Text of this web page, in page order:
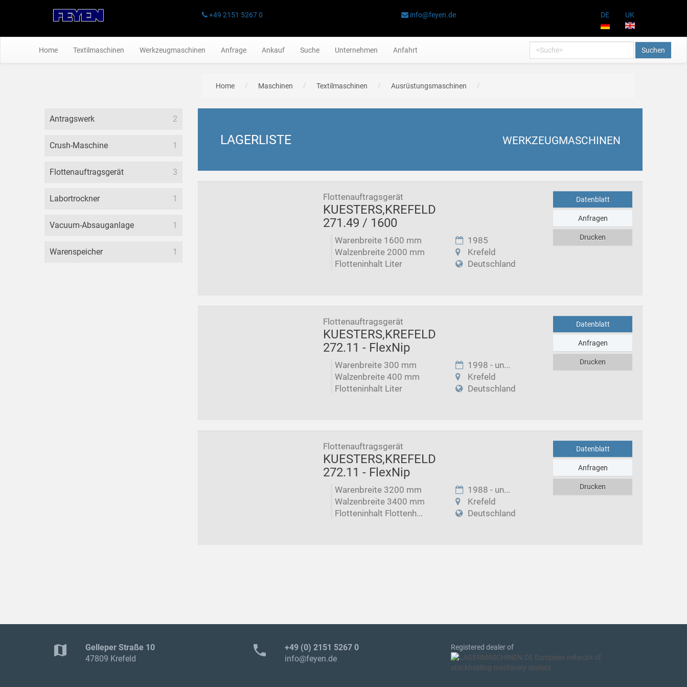
+49 2151 5267 0 info@feyen.de DE UK
Home Textilmaschinen Werkzeugmaschinen Anfrage Ankauf Suche Unternehmen Anfahrt Suchen
Home Maschinen Textilmaschinen Ausrüstungsmaschinen
Antragswerk 2
Crush-Maschine 1
Flottenauftragsgerät 3
Labortrockner 1
Vacuum-Absauganlage 1
Warenspeicher 1
LAGERLISTE WERKZEUGMASCHINEN
Flottenauftragsgerät
KUESTERS,KREFELD
271.49 / 1600
Warenbreite 1600 mm
Walzenbreite 2000 mm
Flotteninhalt Liter
1985
Krefeld
Deutschland
Datenblatt
Anfragen
Drucken
Flottenauftragsgerät
KUESTERS,KREFELD
272.11 - FlexNip
Warenbreite 300 mm
Walzenbreite 400 mm
Flotteninhalt Liter
1998 - un...
Krefeld
Deutschland
Datenblatt
Anfragen
Drucken
Flottenauftragsgerät
KUESTERS,KREFELD
272.11 - FlexNip
Warenbreite 3200 mm
Walzenbreite 3400 mm
Flotteninhalt Flottenh...
1988 - un...
Krefeld
Deutschland
Datenblatt
Anfragen
Drucken
map
Gelleper Straße 10
47809 Krefeld
phone
+49 (0) 2151 5267 0
info@feyen.de
Registered dealer of